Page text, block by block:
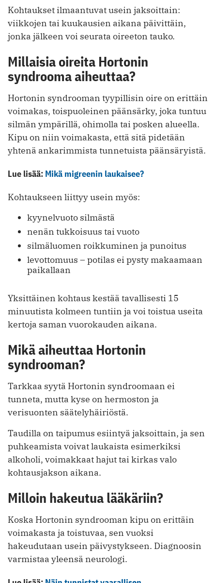
Kohtaukset ilmaantuvat usein jaksoittain:
viikkojen tai kuukausien aikana päivittäin,
jonka jälkeen voi seurata oireeton tauko.
Millaisia oireita Hortonin
syndrooma aiheuttaa?
Hortonin syndrooman tyypillisin oire on erittäin
voimakas, toispuoleinen päänsärky, joka tuntuu
silmän ympärillä, ohimolla tai posken alueella.
Kipu on niin voimakasta, että sitä pidetään
yhtenä ankarimmista tunnetuista päänsäryistä.
Lue lisää: Mikä migreenin laukaisee?
Kohtaukseen liittyy usein myös:
kyynelvuoto silmästä
nenän tukkoisuus tai vuoto
silmäluomen roikkuminen ja punoitus
levottomuus – potilas ei pysty makaamaan
paikallaan
Yksittäinen kohtaus kestää tavallisesti 15
minuutista kolmeen tuntiin ja voi toistua useita
kertoja saman vuorokauden aikana.
Mikä aiheuttaa Hortonin
syndrooman?
Tarkkaa syytä Hortonin syndroomaan ei
tunneta, mutta kyse on hermoston ja
verisuonten säätelyhäiriöstä.
Taudilla on taipumus esiintyä jaksoittain, ja sen
puhkeamista voivat laukaista esimerkiksi
alkoholi, voimakkaat hajut tai kirkas valo
kohtausjakson aikana.
Milloin hakeutua lääkäriin?
Koska Hortonin syndrooman kipu on erittäin
voimakasta ja toistuvaa, sen vuoksi
hakeudutaan usein päivystykseen. Diagnoosin
varmistaa yleensä neurologi.